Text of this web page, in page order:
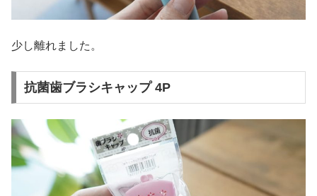
少し離れました。
抗菌歯ブラシキャップ 4P